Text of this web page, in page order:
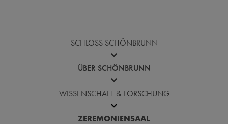
SCHLOSS SCHÖNBRUNN
ÜBER SCHÖNBRUNN
WISSENSCHAFT & FORSCHUNG
ZEREMONIENSAAL